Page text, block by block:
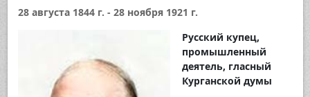
28 августа 1844 г. - 28 ноября 1921 г.
Русский купец,
промышленный
деятель, гласный
Курганской думы